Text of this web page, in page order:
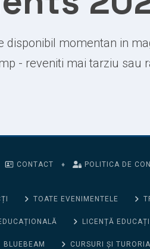
disponibil momentan in
- reveniti mai tarziu sau
CONTACT ♦ POLITICA DE
TOATE EVENIMENTELE
LICENȚĂ
BLUEBEAM CURSURI ȘI